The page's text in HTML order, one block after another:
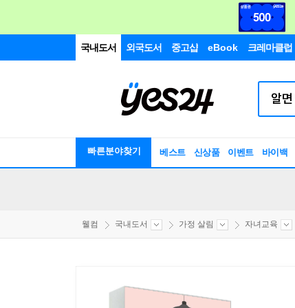
국내도서 외국도서 중고샵 eBook 크레마클럽
빠른분야찾기 베스트 신상품 이벤트 바이백
웰컴 국내도서 가정 살림 자녀교육